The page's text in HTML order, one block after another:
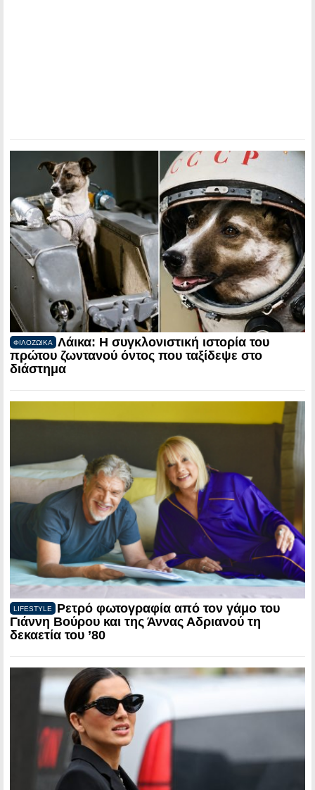
ΦΙΛΟΖΩΙΚΑ
Λάικα: Η συγκλονιστική ιστορία του
πρώτου ζωντανού όντος που ταξίδεψε στο
διάστημα
LIFESTYLE
Ρετρό φωτογραφία από τον γάμο του
Γιάννη Βούρου και της Άννας Αδριανού τη
δεκαετία του ’80